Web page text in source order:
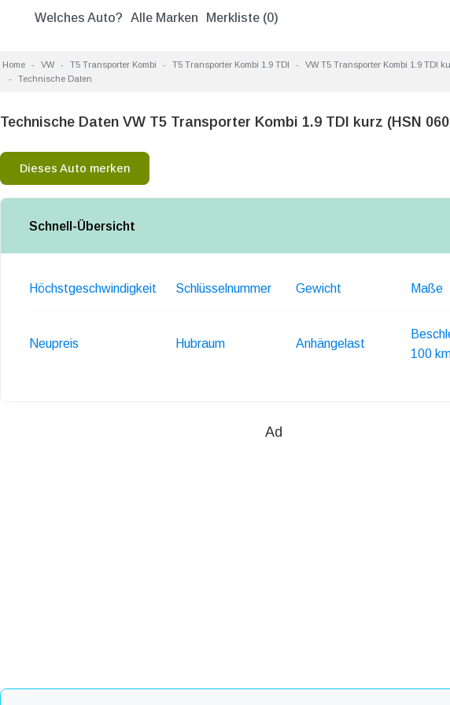
Welches Auto? Alle Marken Merkliste (0)
Home VW T5 Transporter Kombi T5 Transporter Kombi 1.9 TDI
VW T5 Transporter Kombi 1.9 TDI
Technische Daten
Technische Daten VW T5 Transporter Kombi 1.9 TDI kurz (HSN
Dieses Auto merken
Schnell-Übersicht
Höchstgeschwindigkeit Schlüsselnummer Gewicht Maße
Neupreis Hubraum Anhängelast
100
Ad